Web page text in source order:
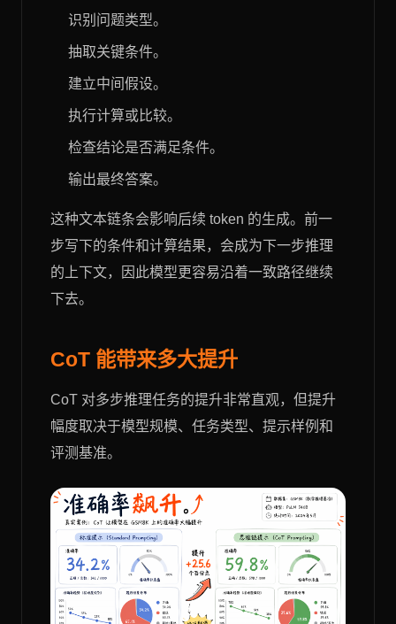
识别问题类型。
抽取关键条件。
建立中间假设。
执行计算或比较。
检查结论是否满足条件。
输出最终答案。
这种文本链条会影响后续 token 的生成。前一
步写下的条件和计算结果，会成为下一步推理
的上下文，因此模型更容易沿着一致路径继续
下去。
CoT 能带来多大提升
CoT 对多步推理任务的提升非常直观，但提升
幅度取决于模型规模、任务类型、提示样例和
评测基准。